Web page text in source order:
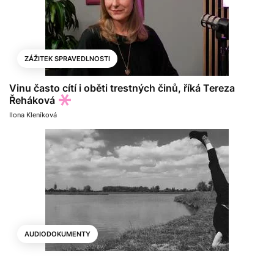
ZÁŽITEK SPRAVEDLNOSTI
Vinu často cítí i oběti trestných činů, říká Tereza
Řeháková
Ilona Kleníková
AUDIODOKUMENTY